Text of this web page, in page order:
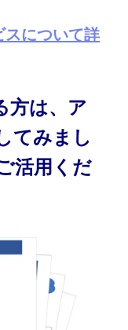
スについて詳
方は、ア
てみまし
活用くだ